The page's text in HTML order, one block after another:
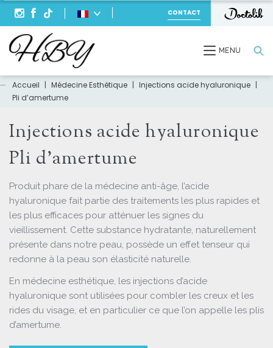
CONTACT
MENU
Recherche
Accueil | Médecine Esthétique | Injections acide hyaluronique |
Pli d’amertume
Injections acide hyaluronique
Pli d’amertume
Produit phare de la médecine anti-âge, l’acide
hyaluronique fait partie des traitements les plus rapides et
les plus efficaces pour atténuer les signes du
vieillissement. Cette substance hydratante, naturellement
présente dans notre peau, possède un effet tenseur qui
redonne à la peau son élasticité naturelle.
En médecine esthétique, les injections d’acide
hyaluronique sont utilisées pour combler les creux et les
rides du visage, et en particulier ce que l’on appelle les plis
d’amertume.